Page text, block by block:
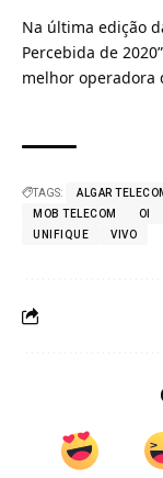
Na última edição
Percebida de
melhor operadora
TAGS: ALGAR
MOB TELECOM
OI
UNIFIQUE
VIVO